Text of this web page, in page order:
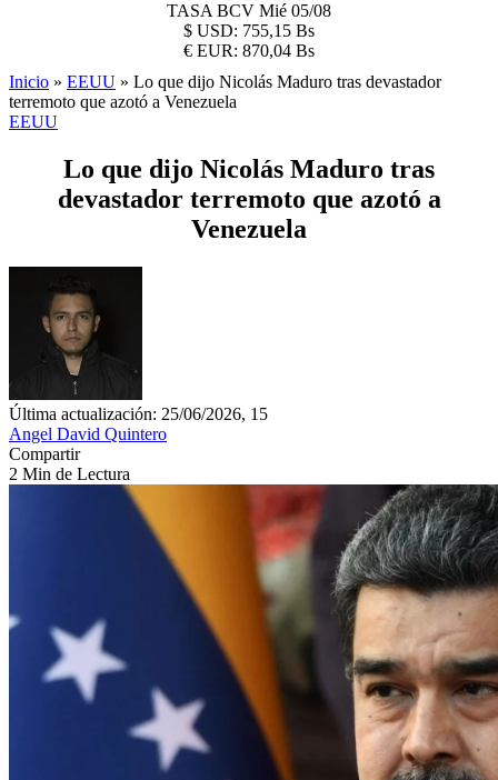
TASA BCV Mié 05/08
$ USD: 755,15 Bs
€ EUR: 870,04 Bs
Inicio » EEUU » Lo que dijo Nicolás Maduro tras devastador
terremoto que azotó a Venezuela
EEUU
Lo que dijo Nicolás Maduro tras
devastador terremoto que azotó a
Venezuela
Última actualización: 25/06/2026, 15
Angel David Quintero
Compartir
2 Min de Lectura